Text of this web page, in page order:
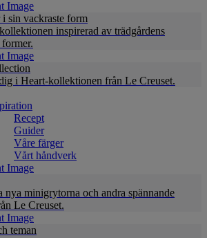
sin vackraste form
inspirerad av trädgårdens
i Heart-kollektionen från Le Creuset.
Recept
Guider
Våre färger
Vårt håndverk
nya minigrytorna och andra spännande
Le Creuset.
teman